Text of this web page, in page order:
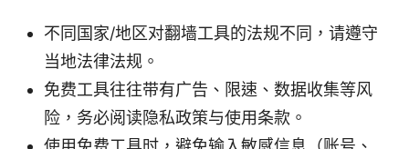
不同国家/地区对翻墙工具的法规不同，请遵守
当地法律法规。
免费工具往往带有广告、限速、数据收集等风
险，务必阅读隐私政策与使用条款。